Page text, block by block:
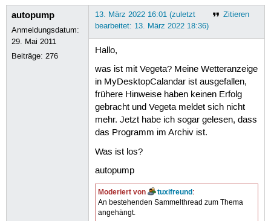
autopump
Anmeldungsdatum:
29. Mai 2011
Beiträge:276
Zitieren
13. März 2022 16:01 (zuletzt
bearbeitet: 13. März 2022 18:36)
Hallo,
was ist mit Vegeta? Meine Wetteranzeige
in MyDesktopCalandar ist ausgefallen,
frühere Hinweise haben keinen Erfolg
gebracht und Vegeta meldet sich nicht
mehr. Jetzt habe ich sogar gelesen, dass
das Programm im Archiv ist.
Was ist los?
autopump
Moderiert von tuxifreund:
An bestehenden Sammelthread zum Thema
angehängt.